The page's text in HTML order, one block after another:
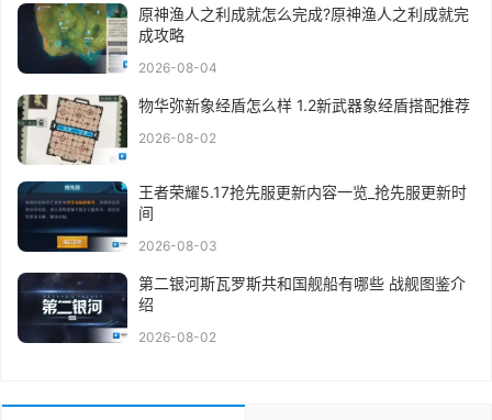
原神渔人之利成就怎么完成?原神渔人之利成就完
成攻略
2026-08-04
物华弥新象经盾怎么样 1.2新武器象经盾搭配推荐
2026-08-02
王者荣耀5.17抢先服更新内容一览_抢先服更新时
间
2026-08-03
第二银河斯瓦罗斯共和国舰船有哪些 战舰图鉴介
绍
2026-08-02